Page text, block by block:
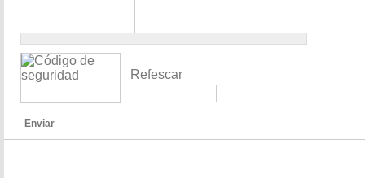
Refescar
Enviar